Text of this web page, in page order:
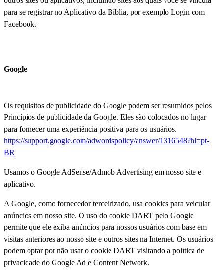
para se registrar no Aplicativo da Bíblia, por exemplo Login com
Facebook.
Google
Os requisitos de publicidade do Google podem ser resumidos pelos
Princípios de publicidade da Google. Eles são colocados no lugar
para fornecer uma experiência positiva para os usuários.
https://support.google.com/adwordspolicy/answer/1316548?hl=pt-
BR
Usamos o Google AdSense/Admob Advertising em nosso site e
aplicativo.
A Google, como fornecedor terceirizado, usa cookies para veicular
anúncios em nosso site. O uso do cookie DART pelo Google
permite que ele exiba anúncios para nossos usuários com base em
visitas anteriores ao nosso site e outros sites na Internet. Os usuários
podem optar por não usar o cookie DART visitando a política de
privacidade do Google Ad e Content Network.